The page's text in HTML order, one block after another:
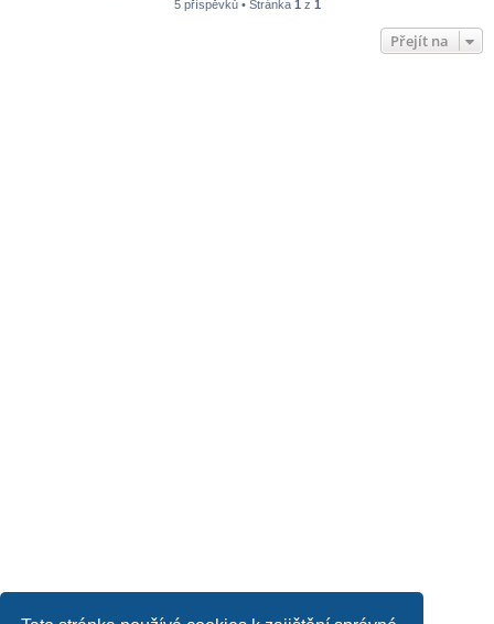
5 příspěvků • Stránka 1 z 1
Přejít na